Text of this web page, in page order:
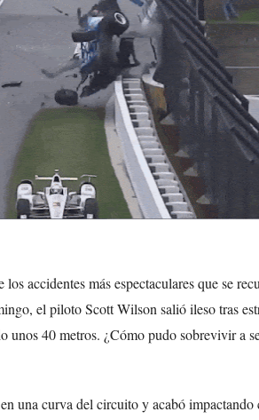
accidentes más espectaculares que se
el piloto Scott Wilson salió ileso tras
unos 40 metros. ¿Cómo pudo sobrevivir a
una curva del circuito y acabó impactando